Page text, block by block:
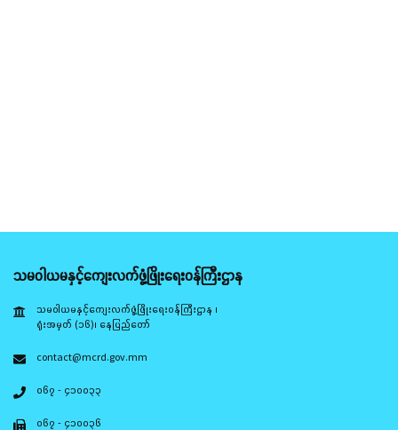
သမဝါယမနှင့်ကျေးလက်ဖွံ့ဖြိုးရေးဝန်ကြီးဌာန
သမဝါယမနှင့်ကျေးလက်ဖွံ့ဖြိုးရေးဝန်ကြီးဌာန ၊
ရုံးအမှတ် (၁၆)၊ နေပြည်တော်
contact@mcrd.gov.mm
၀၆၇ - ၄၁၀၀၃၃
၀၆၇ - ၄၁၀၀၃၆